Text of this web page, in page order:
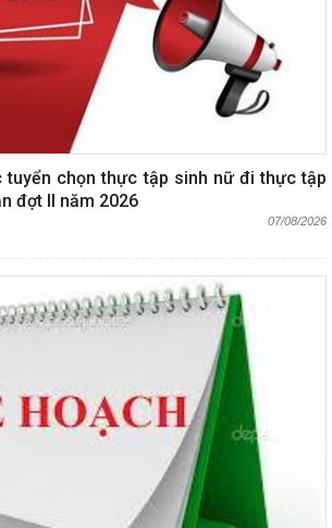
tuyển chọn thực tập sinh nữ đi thực tập
đợt II năm 2026
07/08/2026